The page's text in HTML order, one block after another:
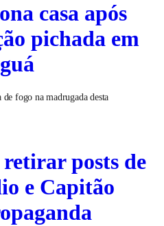
casa após
pichada em
fogo na madrugada desta
posts de
e Capitão